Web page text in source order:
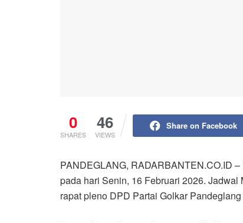
0
SHARES
46
VIEWS
Share on Facebook
PANDEGLANG, RADARBANTEN.CO.ID
pada hari Senin, 16 Februari 2026.
rapat pleno DPD Partai Golkar